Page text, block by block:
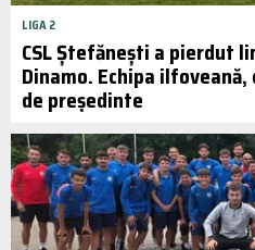
LIGA 2
CSL Ștefănești a pierdut
Dinamo. Echipa
de președinte